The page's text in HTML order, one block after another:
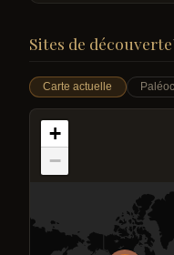
Sites de découverte
Carte actuelle
+
−